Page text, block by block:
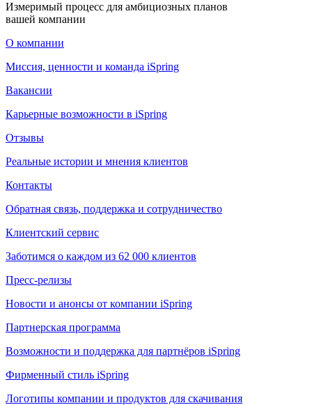
Измеримый процесс для амбициозных планов
вашей компании
О компании
Миссия, ценности и команда iSpring
Вакансии
Карьерные возможности в iSpring
Отзывы
Реальные истории и мнения клиентов
Контакты
Обратная связь, поддержка и сотрудничество
Клиентский сервис
Заботимся о каждом из 62 000 клиентов
Пресс-релизы
Новости и анонсы от компании iSpring
Партнерская программа
Возможности и поддержка для партнёров iSpring
Фирменный стиль iSpring
Логотипы компании и продуктов для скачивания